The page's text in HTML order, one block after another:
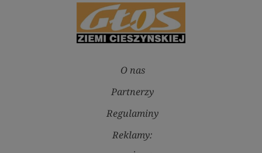
O nas
Partnerzy
Regulaminy
Reklamy: